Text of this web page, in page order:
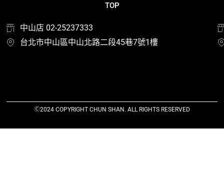
TOP
中山店 02-25237333
台北市中山區中山北路二段45巷7號1樓
Ⓒ2024 COPYRIGHT CHUN SHAN. ALL RIGHTS RESERVED